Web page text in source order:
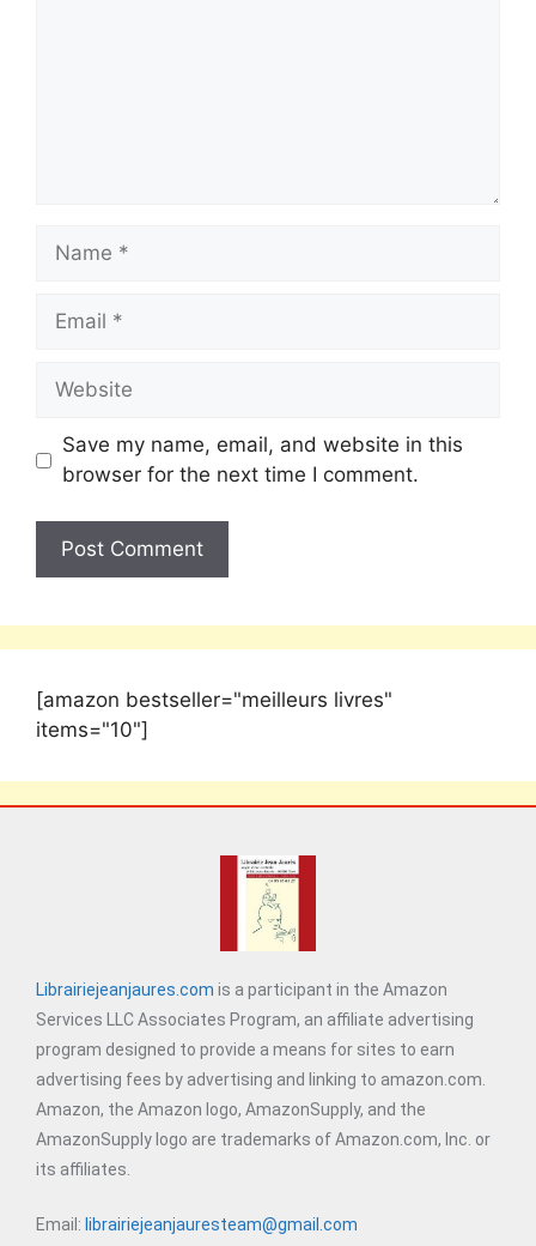
Save my name, email, and website in this
browser for the next time I comment.
[amazon bestseller="meilleurs livres"
items="10"]
Librairiejeanjaures.com is a participant in the Amazon
Services LLC Associates Program, an affiliate advertising
program designed to provide a means for sites to earn
advertising fees by advertising and linking to amazon.com.
Amazon, the Amazon logo, AmazonSupply, and the
AmazonSupply logo are trademarks of Amazon.com, Inc. or
its affiliates.
Email: librairiejeanjauresteam@gmail.com